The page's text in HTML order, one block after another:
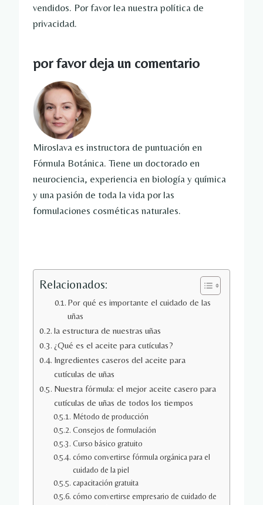
vendidos. Por favor lea nuestra política de
privacidad.
por favor deja un comentario
Miroslava es instructora de puntuación en
Fórmula Botánica. Tiene un doctorado en
neurociencia, experiencia en biología y química
y una pasión de toda la vida por las
formulaciones cosméticas naturales.
Relacionados:
Por qué es importante el cuidado de las
uñas
la estructura de nuestras uñas
¿Qué es el aceite para cutículas?
Ingredientes caseros del aceite para
cutículas de uñas
Nuestra fórmula: el mejor aceite casero para
cutículas de uñas de todos los tiempos
Método de producción
Consejos de formulación
Curso básico gratuito
cómo convertirse fórmula orgánica para el
cuidado de la piel
capacitación gratuita
cómo convertirse empresario de cuidado de